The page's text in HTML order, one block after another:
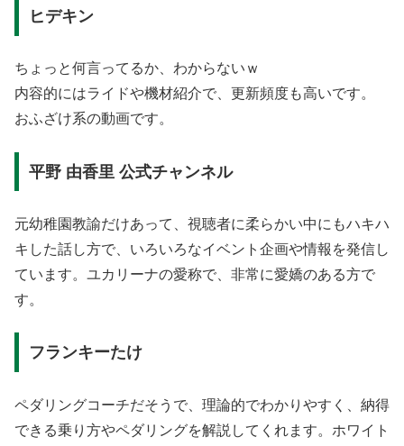
ヒデキン
ちょっと何言ってるか、わからないｗ
内容的にはライドや機材紹介で、更新頻度も高いです。
おふざけ系の動画です。
平野 由香里 公式チャンネル
元幼稚園教諭だけあって、視聴者に柔らかい中にもハキハ
キした話し方で、いろいろなイベント企画や情報を発信し
ています。ユカリーナの愛称で、非常に愛嬌のある方で
す。
フランキーたけ
ペダリングコーチだそうで、理論的でわかりやすく、納得
できる乗り方やペダリングを解説してくれます。ホワイト